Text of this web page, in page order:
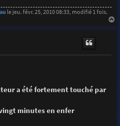
le jeu. févr. 25, 2010 08:33, modifié 1 fois.
a été fortement touché par
minutes en enfer